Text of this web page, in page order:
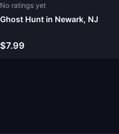
No ratings yet
Ghost Hunt in Newark, NJ
$7.99